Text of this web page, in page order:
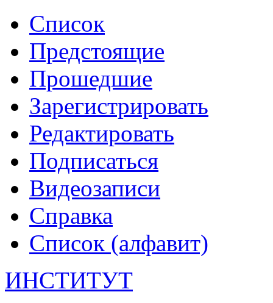
Список
Предстоящие
Прошедшие
Зарегистрировать
Редактировать
Подписаться
Видеозаписи
Справка
Список (алфавит)
ИНСТИТУТ